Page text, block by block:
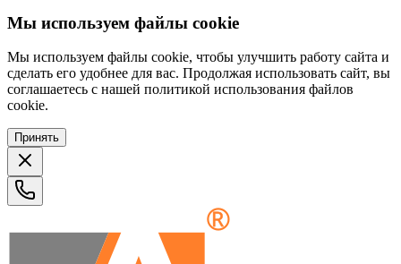
Мы используем файлы cookie
Мы используем файлы cookie, чтобы улучшить работу сайта и
сделать его удобнее для вас. Продолжая использовать сайт, вы
соглашаетесь с нашей политикой использования файлов
cookie.
Принять